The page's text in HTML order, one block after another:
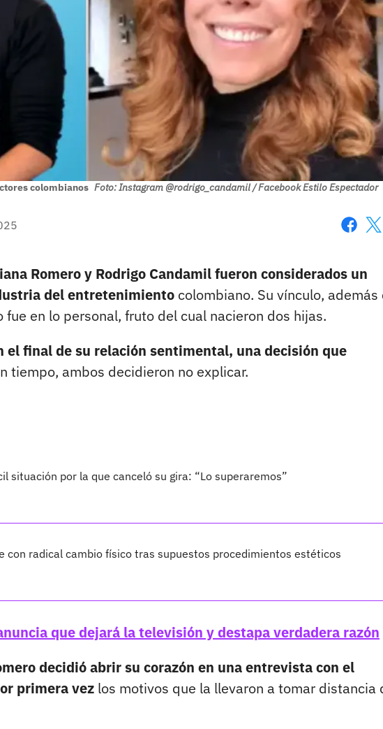
colombianos Foto: Instagram @rodrigo_candamil / Facebook Estilo Espectador
Romero y Rodrigo Candamil fueron considerados un
del entretenimiento colombiano. Su vínculo, además
en lo personal, fruto del cual nacieron dos hijas.
el final de su relación sentimental, una decisión que
tiempo, ambos decidieron no explicar.
situación por la que canceló su gira: “Lo superaremos”
con radical cambio físico tras supuestos procedimientos estéticos
que dejará la televisión y destapa verdadera razón
decidió abrir su corazón en una entrevista con el
primera vez los motivos que la llevaron a tomar distancia